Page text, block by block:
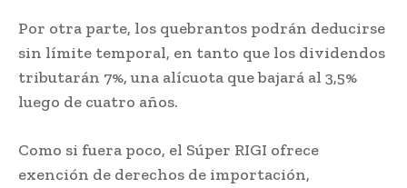
Por otra parte, los quebrantos podrán deducirse
sin límite temporal, en tanto que los dividendos
tributarán 7%, una alícuota que bajará al 3,5%
luego de cuatro años.
Como si fuera poco, el Súper RIGI ofrece
exención de derechos de importación,